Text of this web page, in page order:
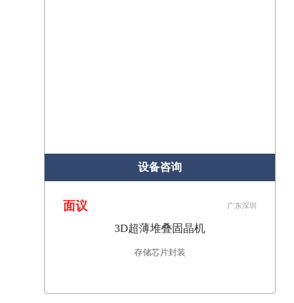
设备咨询
面议 广东深圳
3D超薄堆叠固晶机
存储芯片封装